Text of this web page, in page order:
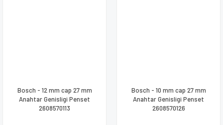
Bosch - 12 mm cap 27 mm
Anahtar Genisligi Penset
2608570113
Bosch - 10 mm cap 27 mm
Anahtar Genisligi Penset
2608570126